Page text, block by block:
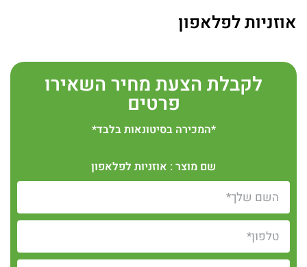
אוזניות לפלאפון
לקבלת הצעת מחיר השאירו
פרטים
*המכירה בסיטונאות בלבד*
שם מוצר : אוזניות לפלאפון